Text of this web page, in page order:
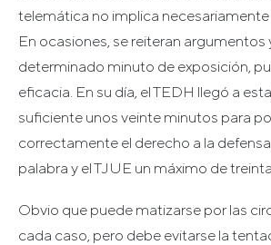
telemática no implica necesariamente
En ocasiones, se reiteran argumentos
determinado minuto de exposición,
eficacia. En su día, el TEDH llegó a
suficiente unos veinte minutos para
correctamente el derecho a la
palabra y el TJUE un máximo de
Obvio que puede matizarse por las
cada caso, pero debe evitarse la